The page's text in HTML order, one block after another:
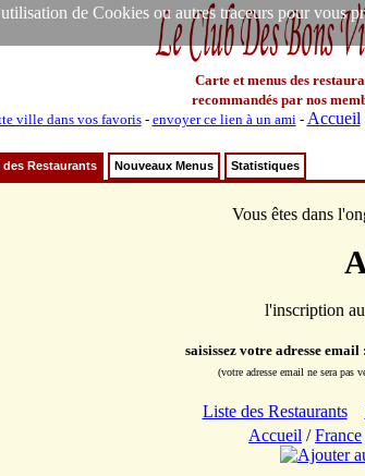
de Cookies ou autres traceurs pour vous
Carte et menus des
recommandés par nos
ville dans vos favoris- envoyer ce lien à un ami- Accueil
des Restaurants Nouveaux Menus Statistiques
Vous êtes dans
l'inscription
saisissez votre adresse email :
(votre adresse email ne sera pas
Liste des Restaurants
Accueil /France